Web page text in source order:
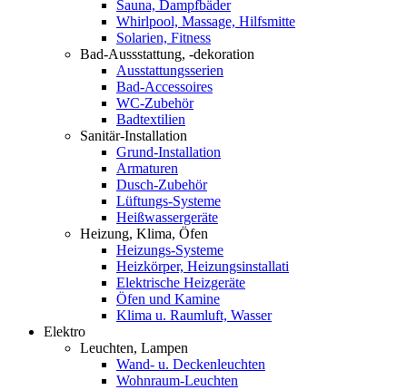
Sauna, Dampfbäder
Whirlpool, Massage, Hilfsmitte
Solarien, Fitness
Bad-Aussstattung, -dekoration
Ausstattungsserien
Bad-Accessoires
WC-Zubehör
Badtextilien
Sanitär-Installation
Grund-Installation
Armaturen
Dusch-Zubehör
Lüftungs-Systeme
Heißwassergeräte
Heizung, Klima, Öfen
Heizungs-Systeme
Heizkörper, Heizungsinstallati
Elektrische Heizgeräte
Öfen und Kamine
Klima u. Raumluft, Wasser
Elektro
Leuchten, Lampen
Wand- u. Deckenleuchten
Wohnraum-Leuchten